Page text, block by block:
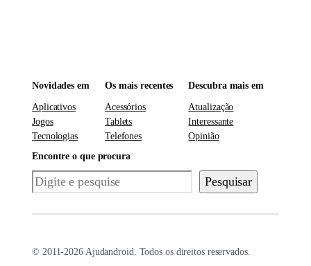
Novidades em
Aplicativos
Jogos
Tecnologias
Os mais recentes
Acessórios
Tablets
Telefones
Descubra mais em
Atualização
Interessante
Opinião
Encontre o que procura
Pesquisar Pesquisar
© 2011-2026 Ajudandroid. Todos os direitos reservados.